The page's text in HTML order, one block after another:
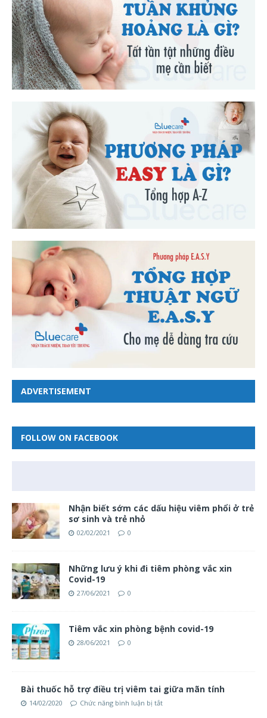
ADVERTISEMENT
FOLLOW ON FACEBOOK
Nhận biết sớm các dấu hiệu viêm phổi ở trẻ
sơ sinh và trẻ nhỏ
02/02/2021 0
Những lưu ý khi đi tiêm phòng vắc xin
Covid-19
27/06/2021 0
Tiêm vắc xin phòng bệnh covid-19
28/06/2021 0
Bài thuốc hỗ trợ điều trị viêm tai giữa mãn tính
14/02/2020 Chức năng bình luận bị tắt